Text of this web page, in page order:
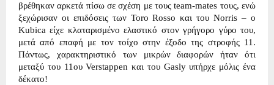
βρέθηκαν αρκετά πίσω σε σχέση με τους team-mates τους, ενώ
ξεχώρισαν οι επιδόσεις των Toro Rosso και του Norris – ο
Kubica είχε κλαταρισμένο ελαστικό στον γρήγορο γύρο του,
μετά από επαφή με τον τοίχο στην έξοδο της στροφής 11.
Πάντως, χαρακτηριστικό των μικρών διαφορών ήταν ότι
μεταξύ του 11ου Verstappen και του Gasly υπήρχε μόλις ένα
δέκατο!